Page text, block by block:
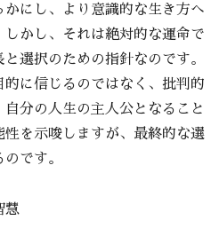
にし、より意識的な生き方へ
かし、それは絶対的な運命で
選択のための指針なのです。
に信じるのではなく、批判的
分の人生の主人公となること
を示唆しますが、最終的な選
です。
慧